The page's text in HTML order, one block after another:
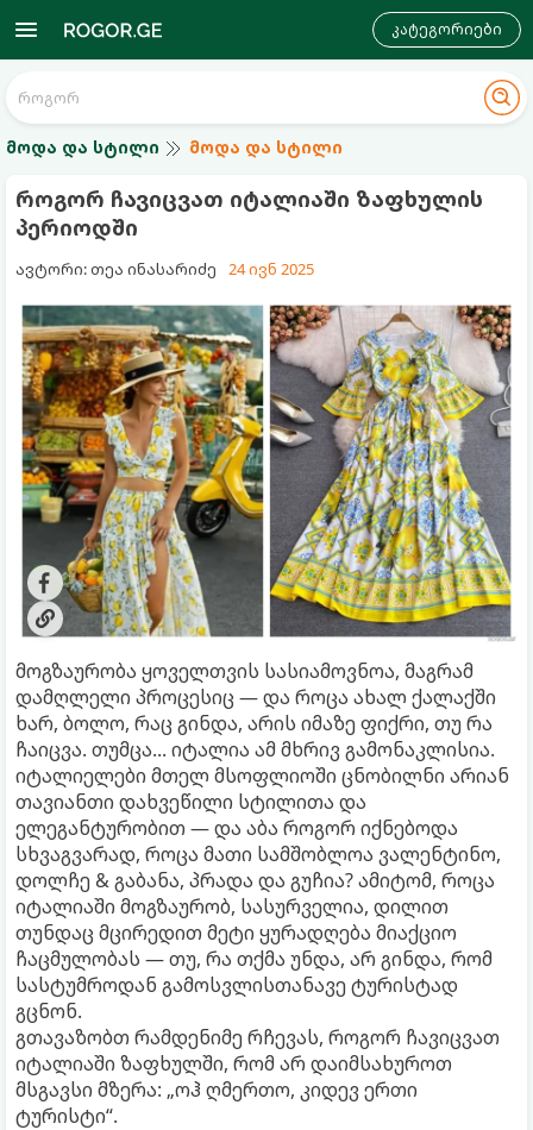
კატეგორიები
მოდა და სტილი მოდა და სტილი
როგორ ჩავიცვათ იტალიაში ზაფხულის
პერიოდში
ავტორი: თეა ინასარიძე 24 ივნ 2025
მოგზაურობა ყოველთვის სასიამოვნოა, მაგრამ
დამღლელი პროცესიც — და როცა ახალ ქალაქში
ხარ, ბოლო, რაც გინდა, არის იმაზე ფიქრი, თუ რა
ჩაიცვა. თუმცა... იტალია ამ მხრივ გამონაკლისია.
იტალიელები მთელ მსოფლიოში ცნობილნი არიან
თავიანთი დახვეწილი სტილითა და
ელეგანტურობით — და აბა როგორ იქნებოდა
სხვაგვარად, როცა მათი სამშობლოა ვალენტინო,
დოლჩე & გაბანა, პრადა და გუჩია? ამიტომ, როცა
იტალიაში მოგზაურობ, სასურველია, დილით
თუნდაც მცირედით მეტი ყურადღება მიაქციო
ჩაცმულობას — თუ, რა თქმა უნდა, არ გინდა, რომ
სასტუმროდან გამოსვლისთანავე ტურისტად
გცნონ.
გთავაზობთ რამდენიმე რჩევას, როგორ ჩავიცვათ
იტალიაში ზაფხულში, რომ არ დაიმსახუროთ
მსგავსი მზერა: „ოჰ ღმერთო, კიდევ ერთი
ტურისტი“.